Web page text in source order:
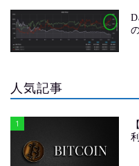
人気記事
1